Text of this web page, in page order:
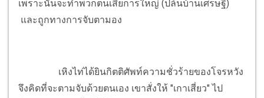
เพราะนั่นจะทำพวกตนเสียการใหญ่ (ปล้นบ้านเศรษฐี)
และถูกทางการจับตามอง
เหิงไท่ได้ยินกิตติศัพท์ความชั่วร้ายของโจรหวัง
จึงคิดที่จะตามจับด้วยตนเอง เขาสั่งให้ "เกาเสี่ยว" ไป